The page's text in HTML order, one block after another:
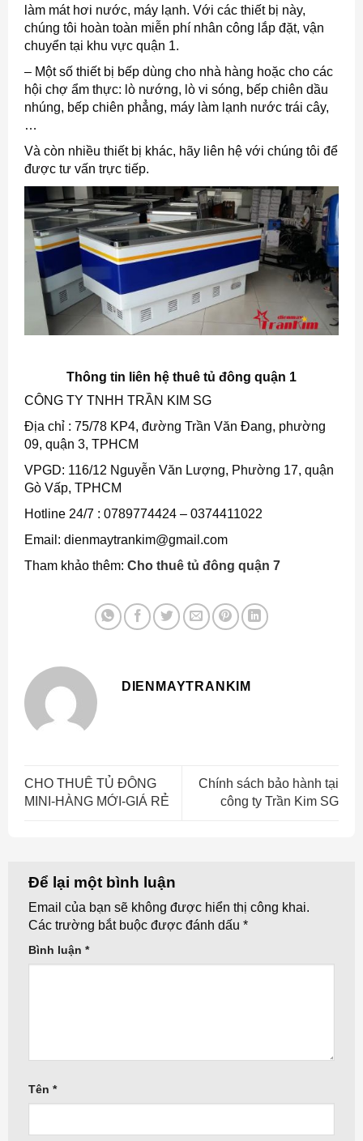
làm mát hơi nước, máy lạnh. Với các thiết bị này,
chúng tôi hoàn toàn miễn phí nhân công lắp đặt, vận
chuyển tại khu vực quận 1.
– Một số thiết bị bếp dùng cho nhà hàng hoặc cho các
hội chợ ẩm thực: lò nướng, lò vi sóng, bếp chiên dầu
nhúng, bếp chiên phẳng, máy làm lạnh nước trái cây,
…
Và còn nhiều thiết bị khác, hãy liên hệ với chúng tôi để
được tư vấn trực tiếp.
Thông tin liên hệ thuê tủ đông quận 1
CÔNG TY TNHH TRẦN KIM SG
Địa chỉ : 75/78 KP4, đường Trần Văn Đang, phường
09, quận 3, TPHCM
VPGD: 116/12 Nguyễn Văn Lượng, Phường 17, quận
Gò Vấp, TPHCM
Hotline 24/7 : 0789774424 – 0374411022
Email: dienmaytrankim@gmail.com
Tham khảo thêm: Cho thuê tủ đông quận 7
DIENMAYTRANKIM
CHO THUÊ TỦ ĐÔNG
MINI-HÀNG MỚI-GIÁ RẺ
Chính sách bảo hành tại
công ty Trần Kim SG
Để lại một bình luận
Email của bạn sẽ không được hiển thị công khai.
Các trường bắt buộc được đánh dấu *
Bình luận *
Tên *